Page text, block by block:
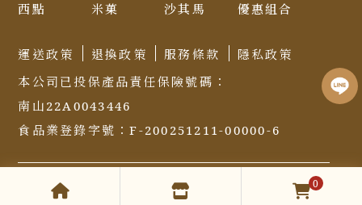
0
西點
米菓 沙其馬 優惠組合
運送政策 退換政策 服務條款
隱私政策
本公司已投保產品責任保險號碼：
南山22A0043446
食品業登錄字號：F-200251211-00000-6
Copyright © 2025 COOKING.SIR All Rights Reserved